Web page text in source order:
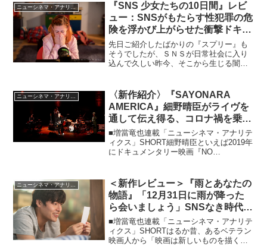
ニューシネマ・アナリティクス
『SNS 少女たちの10日間』レビ
ュー：SNSがもたらす性犯罪の危
険を浮かび上がらせた衝撃ドキュ
メンタリー！
先日ご紹介したばかりの『スプリー』も
そうでしたが、ＳＮＳが日常社会に入り
込んで久しい昨今、そこから生じる闇も
ー映画です。オーディションで童顔の女
優を3人選び、12歳の少...
〈新作紹介〉『SAYONARA
AMERICA』細野晴臣がライヴを
通して伝え得る、コロナ禍を乗り
越える自由の意思
■増當竜也連載「ニューシネマ・アナリテ
ィクス」SHORT細野晴臣といえば2019年
にドキュメンタリー映画『NO
れがコロナ禍の音楽界はもとよりエンタ
テインメントの...
ニューシネマ・アナリティクス
＜新作レビュー＞『雨とあなたの
物語』「12月31日に雨が降った
ら会いましょう」SNSなき時代、
手紙がもたらすラブストーリー。
■増當竜也連載「ニューシネマ・アナリテ
ィクス」SHORTはるか昔、あるベテラン
映画人から「映画は新しいものを描くよ